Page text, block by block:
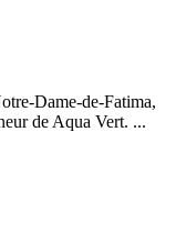
Dame-de-Fatima,
de Aqua Vert. ...